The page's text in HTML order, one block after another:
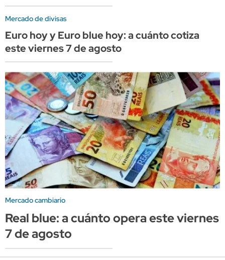
Mercado de divisas
Euro hoy y Euro blue hoy: a cuánto cotiza
este viernes 7 de agosto
Mercado cambiario
Real blue: a cuánto opera este viernes
7 de agosto